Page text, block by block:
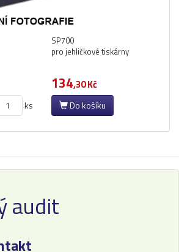
SP700
pro jehličkové tiskárny
134,30 Kč
ks Do košíku
audit